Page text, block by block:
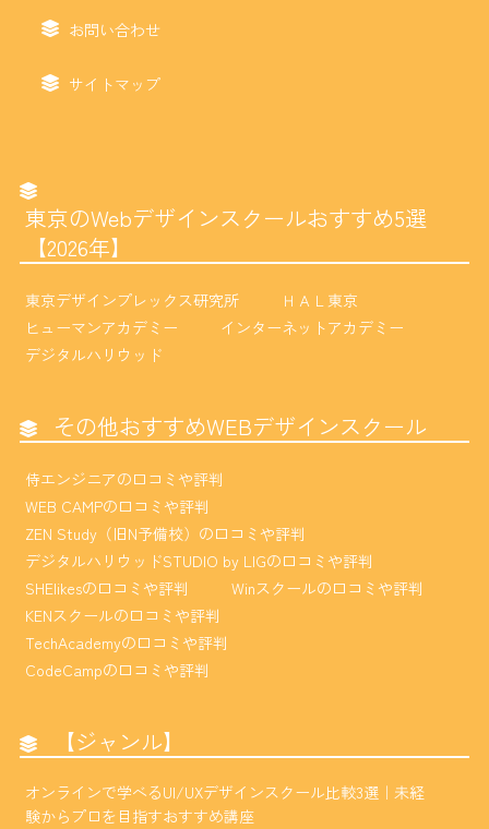
お問い合わせ
サイトマップ
東京のWebデザインスクールおすすめ5選
【2026年】
東京デザインプレックス研究所
ＨＡＬ東京
ヒューマンアカデミー
インターネットアカデミー
デジタルハリウッド
その他おすすめWEBデザインスクール
侍エンジニアの口コミや評判
WEB CAMPの口コミや評判
ZEN Study（旧N予備校）の口コミや評判
デジタルハリウッドSTUDIO by LIGの口コミや評判
SHElikesの口コミや評判
Winスクールの口コミや評判
KENスクールの口コミや評判
TechAcademyの口コミや評判
CodeCampの口コミや評判
【ジャンル】
オンラインで学べるUI/UXデザインスクール比較3選｜未経
験からプロを目指すおすすめ講座